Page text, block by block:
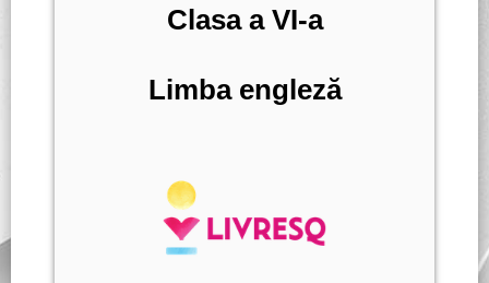
Clasa a VI-a
Limba engleză